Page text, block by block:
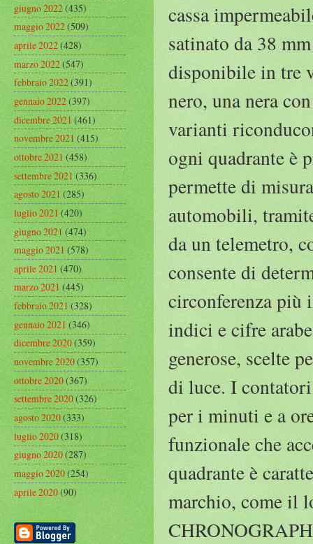
cassa
satinato da 38
disponibile in tre
nero, una nera
varianti
ogni quadrante è
permette di
automobili,
da un telemetro,
consente di
circonferenza più
indici e cifre
generose, scelte
di luce. I
per i minuti e a
funzionale che
quadrante è
marchio, come il
giugno 2022(435)
maggio 2022(509)
aprile 2022(428)
marzo 2022(547)
febbraio 2022(391)
gennaio 2022(397)
dicembre 2021(461)
novembre 2021(415)
ottobre 2021(458)
settembre 2021(336)
agosto 2021(285)
luglio 2021(420)
giugno 2021(474)
maggio 2021(578)
aprile 2021(470)
marzo 2021(445)
febbraio 2021(328)
gennaio 2021(346)
dicembre 2020(359)
novembre 2020(357)
ottobre 2020(367)
settembre 2020(326)
agosto 2020(333)
luglio 2020(318)
giugno 2020(287)
maggio 2020(254)
aprile 2020(90)